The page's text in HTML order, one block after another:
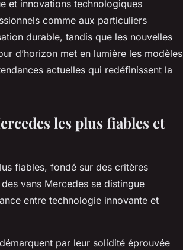
et innovations technologiques
comme aux particuliers
durable, tandis que les nouvelles
d’horizon met en lumière les modèles
actuelles qui redéfinissent la
les plus fiables et
fiables, fondé sur des critères
vans Mercedes se distingue
entre technologie innovante et
par leur solidité éprouvée